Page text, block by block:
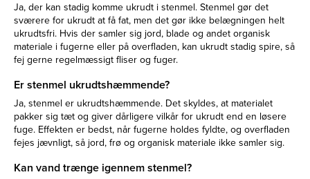
Ja, der kan stadig komme ukrudt i stenmel. Stenmel gør det
sværere for ukrudt at få fat, men det gør ikke belægningen helt
ukrudtsfri. Hvis der samler sig jord, blade og andet organisk
materiale i fugerne eller på overfladen, kan ukrudt stadig spire, så
fej gerne regelmæssigt fliser og fuger.
Er stenmel ukrudtshæmmende?
Ja, stenmel er ukrudtshæmmende. Det skyldes, at materialet
pakker sig tæt og giver dårligere vilkår for ukrudt end en løsere
fuge. Effekten er bedst, når fugerne holdes fyldte, og overfladen
fejes jævnligt, så jord, frø og organisk materiale ikke samler sig.
Kan vand trænge igennem stenmel?